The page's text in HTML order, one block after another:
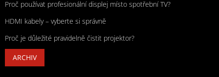
Proč používat profesionální displej místo spotřební TV?
HDMI kabely – vyberte si správně
Proč je důležité pravidelně čistit projektor?
ARCHIV